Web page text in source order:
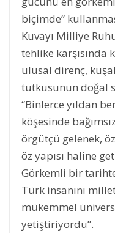
biçimde”
Kuvayı Milliye
tehlike karşısında
ulusal direnç,
tutkusunun doğal
“Binlerce yıldan
köşesinde
örgütçü gelenek,
öz yapısı haline
Görkemli bir
Türk insanını
mükemmel
yetiştiriyordu”.